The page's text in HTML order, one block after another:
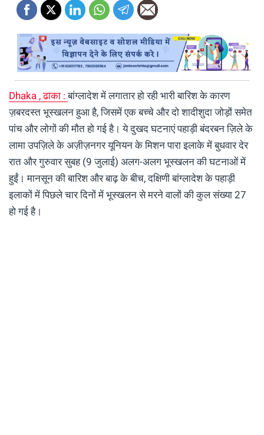
Dhaka , ढाका :बांग्लादेश में लगातार हो रही भारी बारिश के कारण
ज़बरदस्त भूस्खलन हुआ है, जिसमें एक बच्चे और दो शादीशुदा जोड़ों समेत
पांच और लोगों की मौत हो गई है। ये दुखद घटनाएं पहाड़ी बंदरबन ज़िले के
लामा उपज़िले के अज़ीज़नगर यूनियन के मिशन पारा इलाके में बुधवार देर
रात और गुरुवार सुबह (9 जुलाई) अलग-अलग भूस्खलन की घटनाओं में
हुईं। मानसून की बारिश और बाढ़ के बीच, दक्षिणी बांग्लादेश के पहाड़ी
इलाकों में पिछले चार दिनों में भूस्खलन से मरने वालों की कुल संख्या 27
हो गई है।